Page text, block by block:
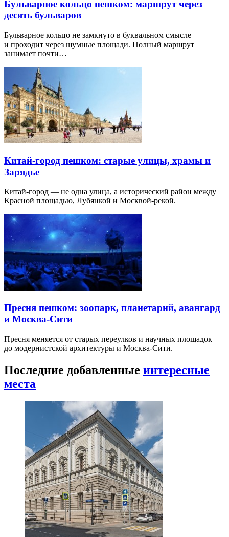
Бульварное кольцо пешком: маршрут через
десять бульваров
Бульварное кольцо не замкнуто в буквальном смысле
и проходит через шумные площади. Полный маршрут
занимает почти…
Китай-город пешком: старые улицы, храмы и
Зарядье
Китай-город — не одна улица, а исторический район между
Красной площадью, Лубянкой и Москвой-рекой.
Пресня пешком: зоопарк, планетарий, авангард
и Москва-Сити
Пресня меняется от старых переулков и научных площадок
до модернистской архитектуры и Москва-Сити.
Последние добавленные интересные
места